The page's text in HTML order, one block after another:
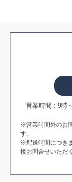
営業時間 : 9時
※営業時間外のお
す。
※配送時間につき
接お問合せいただ